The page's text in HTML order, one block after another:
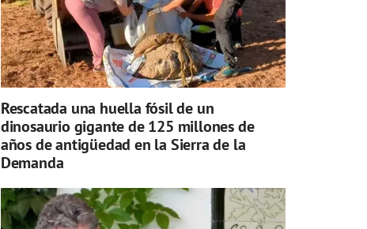
Rescatada una huella fósil de un
dinosaurio gigante de 125 millones de
años de antigüedad en la Sierra de la
Demanda